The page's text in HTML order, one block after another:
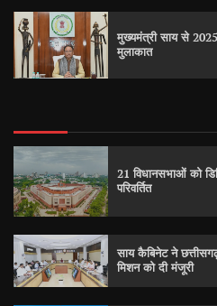
मुख्यमंत्री साय से
मुलाकात
21 विधानसभाओं को
परिवर्तित
साय कैबिनेट ने
मिशन को दी मंजूरी